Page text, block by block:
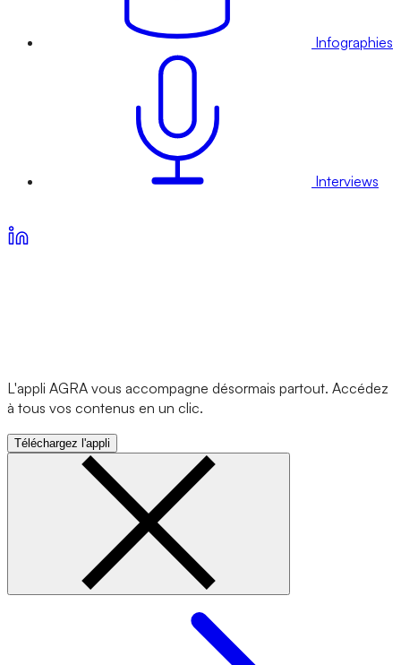
Infographies
Interviews
L'appli AGRA vous accompagne désormais partout. Accédez
à tous vos contenus en un clic.
Téléchargez l'appli